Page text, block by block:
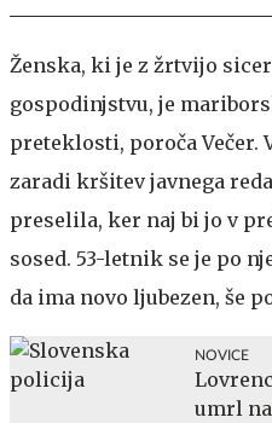
Ženska, ki je z žrtvijo
gospodinjstvu, je
preteklosti, poroča Večer.
zaradi kršitev javnega
preselila, ker naj bi jo v
sosed. 53-letnik se je po
da ima novo ljubezen, še
NOVICE
umrl